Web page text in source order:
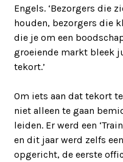
Engels. ‘Bezorgers die
houden, bezorgers die
die je om een
groeiende markt bleek
tekort.’
Om iets aan dat tekort
niet alleen te gaan
leiden. Er werd een
en dit jaar werd zelfs
opgericht, de eerste